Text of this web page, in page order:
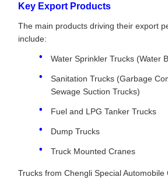
Key Export Products
The main products driving their export
include:
Water Sprinkler Trucks (Water
Sanitation Trucks (Garbage
Sewage Suction Trucks)
Fuel and LPG Tanker Trucks
Dump Trucks
Truck Mounted Cranes
Trucks from Chengli Special Automobile